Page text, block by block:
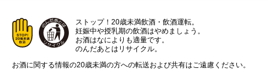
ストップ！20歳未満飲酒・飲酒運転。
妊娠中や授乳期の飲酒はやめましょう。
お酒はなによりも適量です。
のんだあとはリサイクル。
お酒に関する情報の20歳未満の方への転送および共有はご遠慮ください。